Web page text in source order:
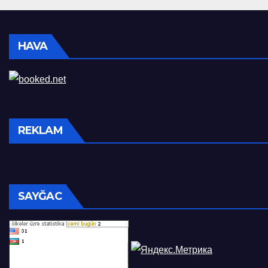
HAVA
REKLAM
SAYĞAC